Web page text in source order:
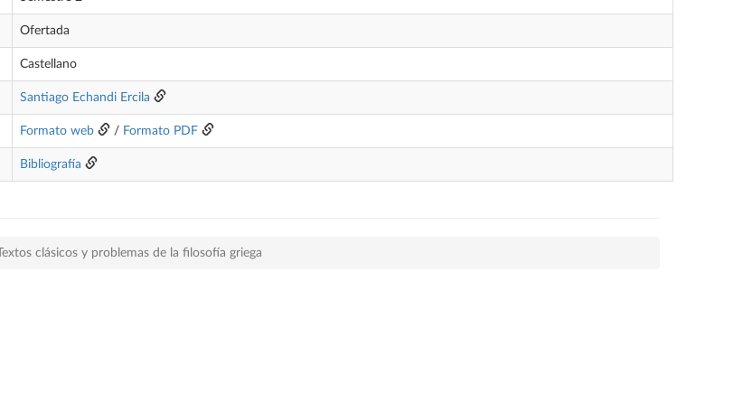
Ofertada
Castellano
Santiago Echandi Ercila
Formato web / Formato PDF
Bibliografía
Textos clásicos y problemas de la filosofía griega